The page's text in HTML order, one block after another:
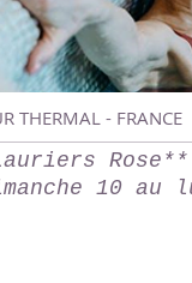
THERMAL - FRANCE
10 au